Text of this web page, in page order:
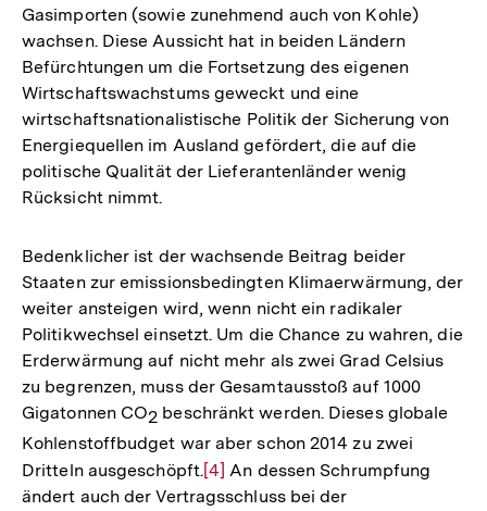
Gasimporten (sowie zunehmend auch von Kohle)
wachsen. Diese Aussicht hat in beiden Ländern
Befürchtungen um die Fortsetzung des eigenen
Wirtschaftswachstums geweckt und eine
wirtschaftsnationalistische Politik der Sicherung von
Energiequellen im Ausland gefördert, die auf die
politische Qualität der Lieferantenländer wenig
Rücksicht nimmt.
Bedenklicher ist der wachsende Beitrag beider
Staaten zur emissionsbedingten Klimaerwärmung, der
weiter ansteigen wird, wenn nicht ein radikaler
Politikwechsel einsetzt. Um die Chance zu wahren, die
Erderwärmung auf nicht mehr als zwei Grad Celsius
zu begrenzen, muss der Gesamtausstoß auf 1000
Gigatonnen CO2 beschränkt werden. Dieses globale
Kohlenstoffbudget war aber schon 2014 zu zwei
Dritteln ausgeschöpft.Zur
Auflösung
[4] An dessen Schrumpfung
ändert auch der Vertragsschluss bei der